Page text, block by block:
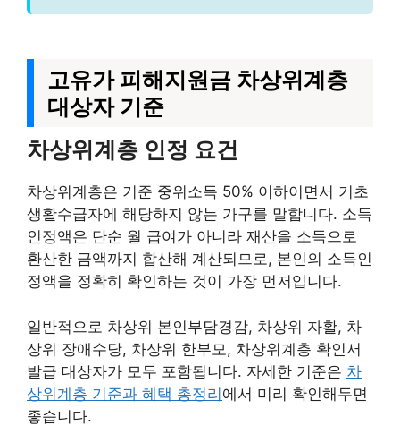
고유가 피해지원금 차상위계층
대상자 기준
차상위계층 인정 요건
차상위계층은 기준 중위소득 50% 이하이면서 기초
생활수급자에 해당하지 않는 가구를 말합니다. 소득
인정액은 단순 월 급여가 아니라 재산을 소득으로
환산한 금액까지 합산해 계산되므로, 본인의 소득인
정액을 정확히 확인하는 것이 가장 먼저입니다.
일반적으로 차상위 본인부담경감, 차상위 자활, 차
상위 장애수당, 차상위 한부모, 차상위계층 확인서
발급 대상자가 모두 포함됩니다. 자세한 기준은 차
상위계층 기준과 혜택 총정리에서 미리 확인해두면
좋습니다.